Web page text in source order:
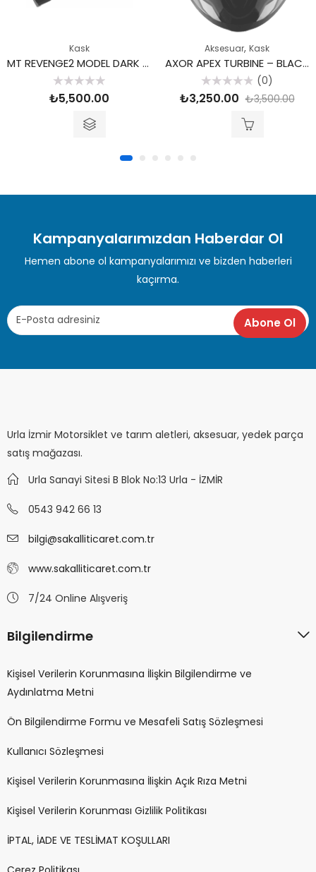
Kask
MT REVENGE2 MODEL DARK KASK
üzerinden
₺5,500.00
Aksesuar, Kask
AXOR APEX TURBINE – BLACK NEON GREY / KNGY – Large
5
üzerinden
(0)
₺3,250.00 ₺3,500.00
Kampanyalarımızdan Haberdar Ol
Hemen abone ol kampanyalarımızı ve bizden haberleri
kaçırma.
Urla İzmir Motorsiklet ve tarım aletleri, aksesuar, yedek parça
satış mağazası.
Urla Sanayi Sitesi B Blok No:13 Urla - İZMİR
0543 942 66 13
bilgi@sakalliticaret.com.tr
www.sakalliticaret.com.tr
7/24 Online Alışveriş
Bilgilendirme
Kişisel Verilerin Korunmasına İlişkin Bilgilendirme ve
Aydınlatma Metni
Ön Bilgilendirme Formu ve Mesafeli Satış Sözleşmesi
Kullanıcı Sözleşmesi
Kişisel Verilerin Korunmasına İlişkin Açık Rıza Metni
Kişisel Verilerin Korunması Gizlilik Politikası
İPTAL, İADE VE TESLİMAT KOŞULLARI